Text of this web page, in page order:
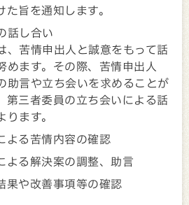
た旨を通知します。
話し合い
、苦情申出人と誠意をもって話
めます。その際、苦情申出人
助言や立ち会いを求めることが
第三者委員の立ち会いによる話
ります。
よる苦情内容の確認
よる解決案の調整、助言
果や改善事項等の確認